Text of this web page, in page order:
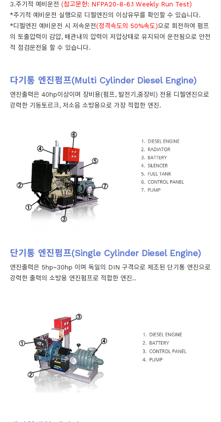
3.주기적 예비운전 (참고문헌: NFPA20-8-6.1 Weekly Run Test)
*주기적 예비운전 실행으로 디젤엔진의 이상유무를 확인할 수 있습니다.
*디젤엔진 예비운전 시 저속운전 (정격속도의 50%속도)으로 회전하여 펌프
의 토출압력이 감압, 배관내의 압력이 저압상태로 유지되어 운전됨으로 안전
적 점검운전을 할 수 있습니다.
다기통 엔진펌프(Multi Cylinder Diesel Engine)
엔진출력은 40hp이상이며 장비용(펌프, 발전기,중장비) 전용 디젤엔진으로
강력한 기동토르크, 저소음 소방용으로 가장 적합한 엔진.
단기통 엔진펌프(Single Cylinder Diesel Engine)
엔진출력은 5hp~30hp 이며 독일의 DIN 구격으로 제조된 단기통 엔진으로
강력한 출력의 소방용 엔진펌프로 적합한 엔진..